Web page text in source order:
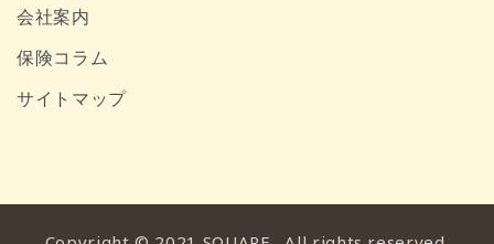
会社案内
保険コラム
サイトマップ